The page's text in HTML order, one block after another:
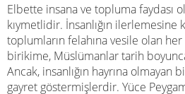
Elbette insana ve topluma faydası
kıymetlidir. İnsanlığın ilerlemesine
toplumların felahına vesile olan
birikime, Müslümanlar tarih
Ancak, insanlığın hayrına olmayan
gayret göstermişlerdir. Yüce